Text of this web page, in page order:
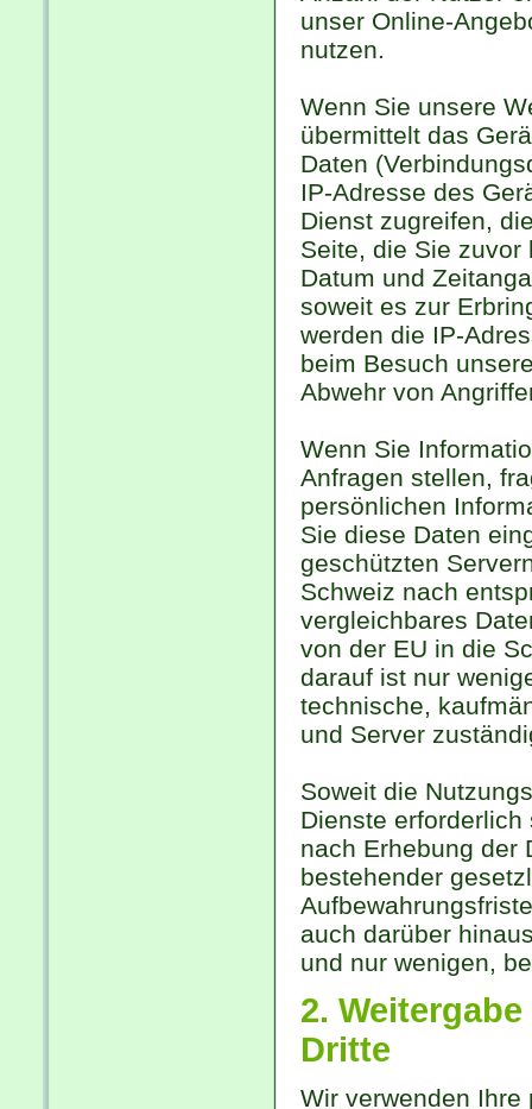
unser Online-
nutzen.
Wenn Sie unsere
übermittelt das
Daten
IP-Adresse des
Dienst zugreifen,
Seite, die Sie
Datum und
soweit es zur
werden die IP-
beim Besuch
Abwehr von
Wenn Sie
Anfragen stellen,
persönlichen
Sie diese Daten
geschützten
Schweiz nach
vergleichbares
von der EU in die
darauf ist nur
technische,
und Server
Soweit die
Dienste
nach Erhebung der
bestehender
auch darüber
und nur wenigen,
2.
Dritte
Wir verwenden